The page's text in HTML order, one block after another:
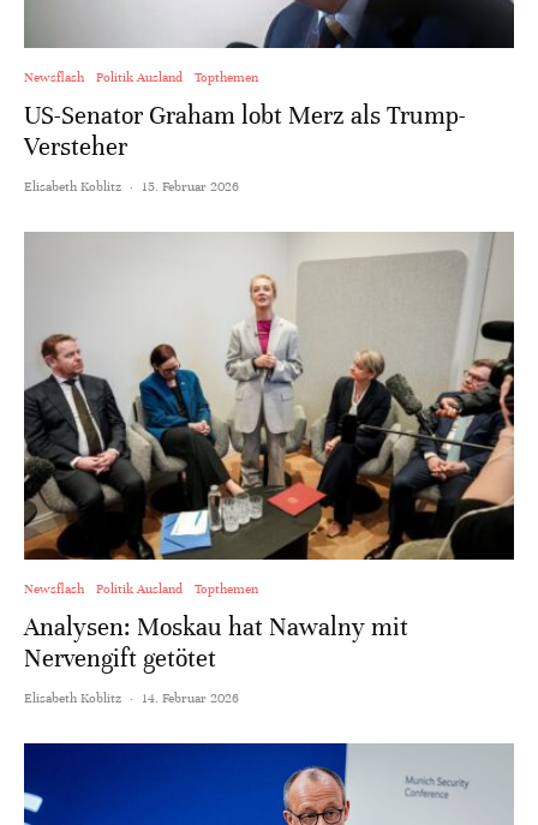
Newsflash Politik Ausland Topthemen
US-Senator Graham lobt Merz als Trump-
Versteher
Elisabeth Koblitz · 15. Februar 2026
Newsflash Politik Ausland Topthemen
Analysen: Moskau hat Nawalny mit
Nervengift getötet
Elisabeth Koblitz · 14. Februar 2026